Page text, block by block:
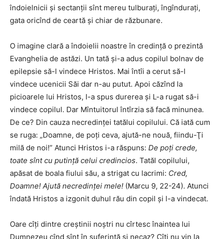
îndoielnicii şi sectanţii sînt mereu tulburaţi, îngînduraţi,
gata oricînd de ceartă şi chiar de răzbunare.
O imagine clară a îndoielii noastre în credinţă o prezintă
Evanghelia de astăzi. Un tată şi-a adus copilul bolnav de
epilepsie să-l vindece Hristos. Mai întîi a cerut să-l
vindece ucenicii Săi dar n-au putut. Apoi căzînd la
picioarele lui Hristos, I-a spus durerea şi L-a rugat să-i
vindece copilul. Dar Mîntuitorul întîrzia să facă minunea.
De ce? Din cauza necredinţei tatălui copilului. Că iată cum
se ruga: „Doamne, de poţi ceva, ajută-ne nouă, fiindu-Ţi
milă de noi!” Atunci Hristos i-a răspuns: De poţi crede,
toate sînt cu putinţă celui credincios. Tatăl copilului,
apăsat de boala fiului său, a strigat cu lacrimi: Cred,
Doamne! Ajută necredinţei mele! (Marcu 9, 22-24). Atunci
îndată Hristos a izgonit duhul rău din copil şi l-a vindecat.
Oare cîţi dintre creştinii noştri nu cîrtesc înaintea lui
Dumnezeu cînd sînt în suferinţă şi necaz? Cîţi nu vin la